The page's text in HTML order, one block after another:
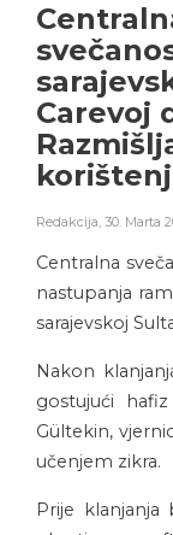
Carevoj
Redakcija, 30. Marta
Centralna
nastupanja
sarajevskoj
Nakon
gostujući
Gültekin,
učenjem zikra.
Prije klanjanja